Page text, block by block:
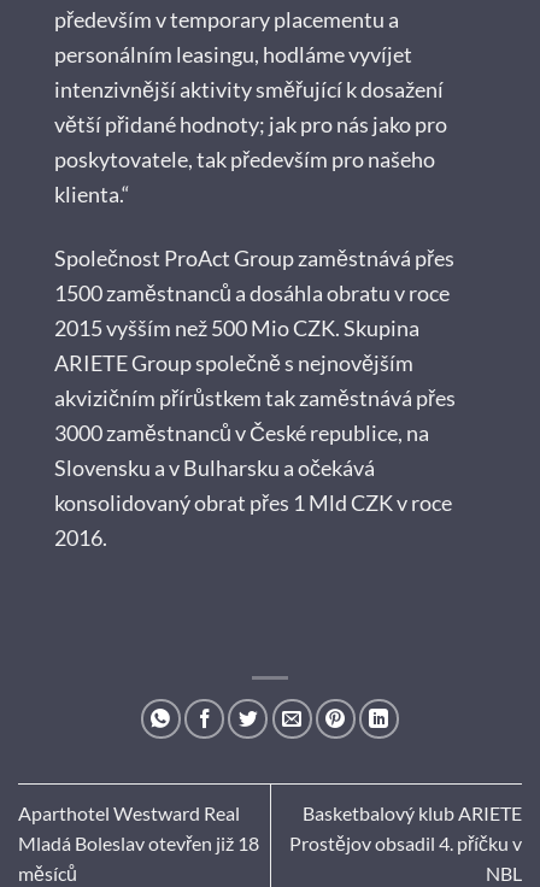
především v temporary placementu a
personálním leasingu, hodláme vyvíjet
intenzivnější aktivity směřující k dosažení
větší přidané hodnoty; jak pro nás jako pro
poskytovatele, tak především pro našeho
klienta.“
Společnost ProAct Group zaměstnává přes
1500 zaměstnanců a dosáhla obratu v roce
2015 vyšším než 500 Mio CZK. Skupina
ARIETE Group společně s nejnovějším
akvizičním přírůstkem tak zaměstnává přes
3000 zaměstnanců v České republice, na
Slovensku a v Bulharsku a očekává
konsolidovaný obrat přes 1 Mld CZK v roce
2016.
Aparthotel Westward Real
Mladá Boleslav otevřen již 18
měsíců
Basketbalový klub ARIETE
Prostějov obsadil 4. příčku v
NBL